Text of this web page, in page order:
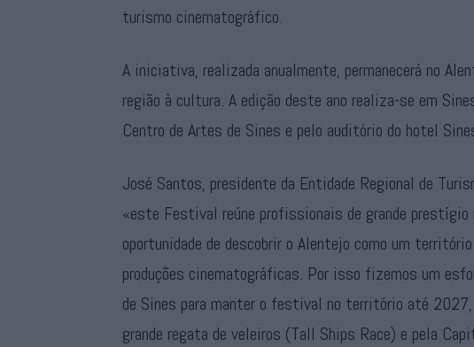
turismo cinematográfico.
A iniciativa, realizada anualmente, permanecerá no
região à cultura. A edição deste ano realiza-se em
Centro de Artes de Sines e pelo auditório do hotel
José Santos, presidente da Entidade Regional de
«este Festival reúne profissionais de grande prestígio
oportunidade de descobrir o Alentejo como um
produções cinematográficas. Por isso fizemos um
de Sines para manter o festival no território até 2027,
grande regata de veleiros (Tall Ships Race) e pela